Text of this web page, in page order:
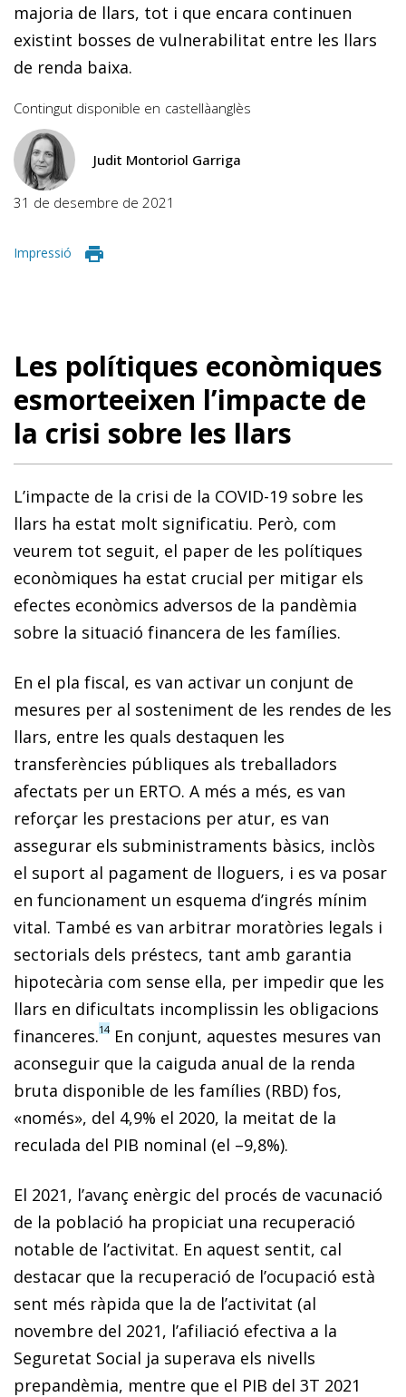
majoria de llars, tot i que encara continuen
existint bosses de vulnerabilitat entre les llars
de renda baixa.
Contingut disponible en castellàanglès
Judit Montoriol Garriga
31 de desembre de 2021
Impressió
Les polítiques econòmiques
esmorteeixen l’impacte de
la crisi sobre les llars
L’impacte de la crisi de la COVID-19 sobre les
llars ha estat molt significatiu. Però, com
veurem tot seguit, el paper de les polítiques
econòmiques ha estat crucial per mitigar els
efectes econòmics adversos de la pandèmia
sobre la situació financera de les famílies.
En el pla fiscal, es van activar un conjunt de
mesures per al sosteniment de les rendes de les
llars, entre les quals destaquen les
transferències públiques als treballadors
afectats per un ERTO. A més a més, es van
reforçar les prestacions per atur, es van
assegurar els subministraments bàsics, inclòs
el suport al pagament de lloguers, i es va posar
en funcionament un esquema d’ingrés mínim
vital. També es van arbitrar moratòries legals i
sectorials dels préstecs, tant amb garantia
hipotecària com sense ella, per impedir que les
llars en dificultats incomplissin les obligacions
financeres.14En conjunt, aquestes mesures van
aconseguir que la caiguda anual de la renda
bruta disponible de les famílies (RBD) fos,
«només», del 4,9% el 2020, la meitat de la
reculada del PIB nominal (el –9,8%).
El 2021, l’avanç enèrgic del procés de vacunació
de la població ha propiciat una recuperació
notable de l’activitat. En aquest sentit, cal
destacar que la recuperació de l’ocupació està
sent més ràpida que la de l’activitat (al
novembre del 2021, l’afiliació efectiva a la
Seguretat Social ja superava els nivells
prepandèmia, mentre que el PIB del 3T 2021